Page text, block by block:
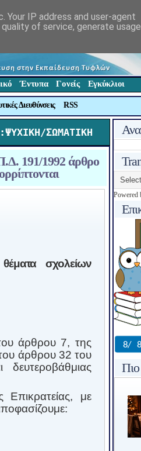
Έντυπα Γονείς Εγκύκλιοι
Διευθύνσεις RSS
ΣΩΜΑΤΙΚΗ
191/1992 άρθρο
σχολείων
άρθρου 7, της
άρθρου 32 του
με
Powered
IP address and user-agent
of service, generate usage